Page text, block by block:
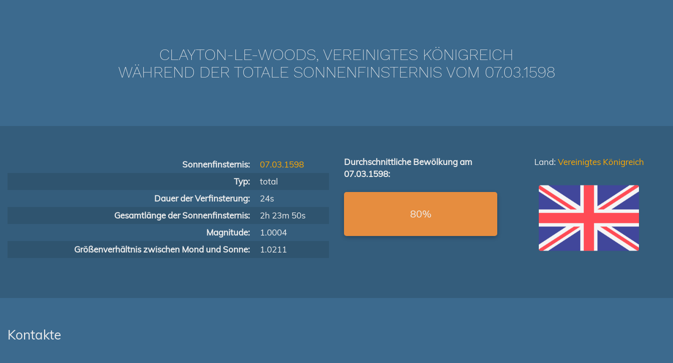
CLAYTON-LE-WOODS, VEREINIGTES KÖNIGREICH
WÄHREND DER TOTALE SONNENFINSTERNIS VOM 07.03.1598
Sonnenfinsternis:
07.03.1598
Typ:
total
Dauer der Verfinsterung:
24s
Gesamtlänge der Sonnenfinsternis:
2h 23m 50s
Magnitude:
1.0004
Größenverhältnis zwischen Mond und Sonne:
1.0211
Durchschnittliche Bewölkung am
07.03.1598:
80%
Land: Vereinigtes Königreich
Kontakte